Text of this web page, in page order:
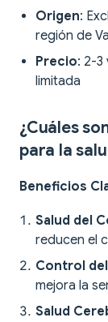
Origen:
región de
Precio: 2-3
limitada
¿Cuáles
para la
Beneficios
Salud del
reducen el
Control
mejora la
Salud